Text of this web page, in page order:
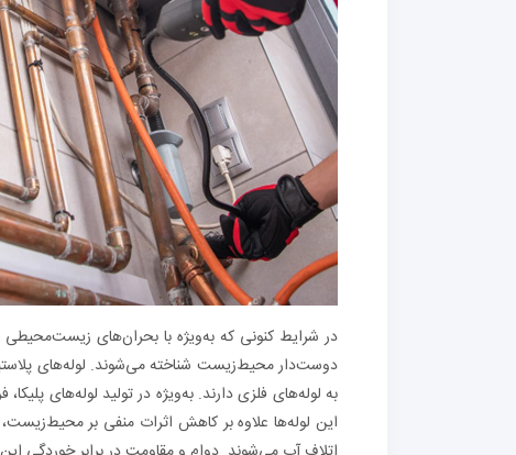
در شرایط کنونی که به‌ویژه با بحران‌های زیست‌محیطی
دوست‌دار محیط‌زیست شناخته می‌شوند. لوله‌های
این لوله‌ها علاوه بر کاهش اثرات منفی بر